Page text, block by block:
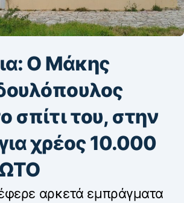
Ο Μάκης
σπίτι του, στην
χρέος 10.000
αρκετά εμπράγματα